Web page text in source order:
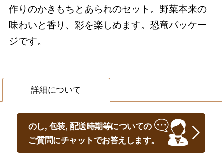
作りのかきもちとあられのセット。野菜本来の
味わいと香り、彩を楽しめます。恐竜パッケー
ジです。
詳細について
のし, 包装, 配送時期等についての
ご質問にチャットでお答えします。